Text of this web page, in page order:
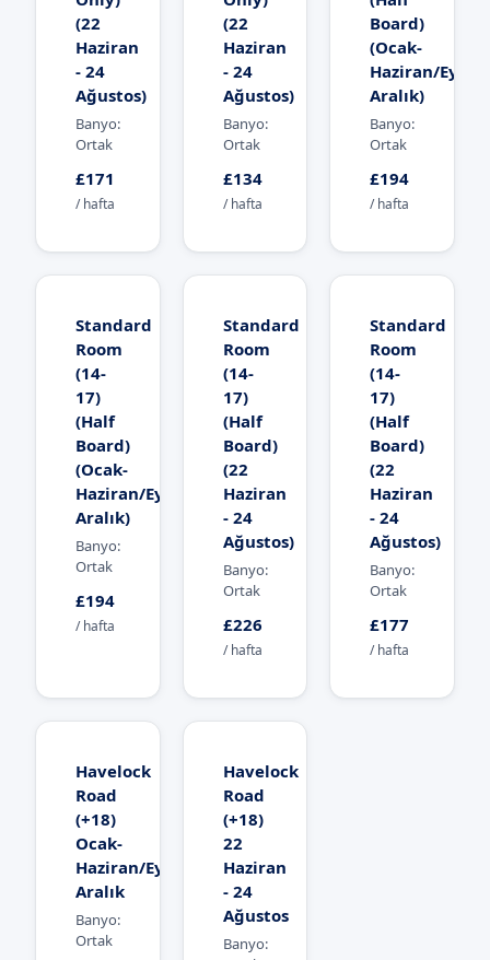
(22
Haziran
- 24
Ağustos)
Banyo:
Ortak
£171
/ hafta
(22
Haziran
- 24
Ağustos)
Banyo:
Ortak
£134
/ hafta
Board)
(Ocak-
Haziran/Eylül-
Aralık)
Banyo:
Ortak
£194
/ hafta
Standard
Room
(14-
17)
(Half
Board)
(Ocak-
Haziran/Eylül-
Aralık)
Banyo:
Ortak
£194
/ hafta
Standard
Room
(14-
17)
(Half
Board)
(22
Haziran
- 24
Ağustos)
Banyo:
Ortak
£226
/ hafta
Standard
Room
(14-
17)
(Half
Board)
(22
Haziran
- 24
Ağustos)
Banyo:
Ortak
£177
/ hafta
Havelock
Road
(+18)
Ocak-
Haziran/Eylül-
Aralık
Banyo:
Ortak
Havelock
Road
(+18)
22
Haziran
- 24
Ağustos
Banyo: